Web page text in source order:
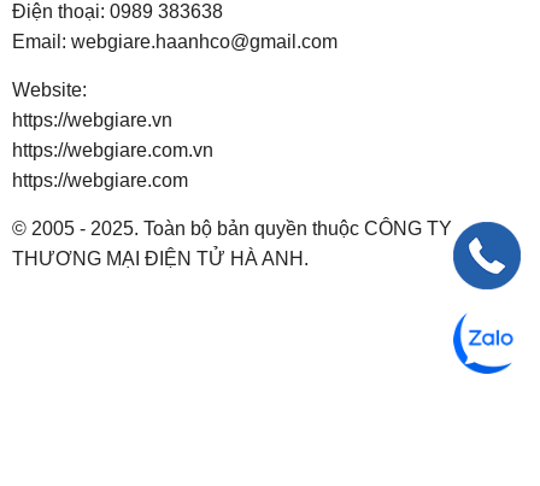
Điện thoại: 0989 383638
Email: webgiare.haanhco@gmail.com
Website:
https://webgiare.vn
https://webgiare.com.vn
https://webgiare.com
© 2005 - 2025. Toàn bộ bản quyền thuộc CÔNG TY
THƯƠNG MẠI ĐIỆN TỬ HÀ ANH.